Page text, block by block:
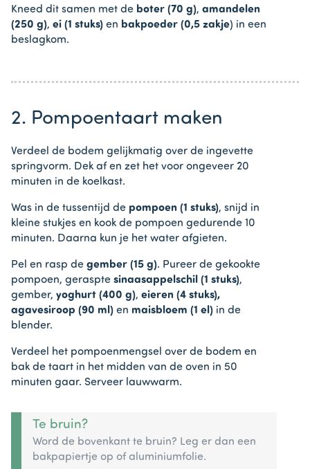
Kneed dit samen met de boter (70 g), amandelen
(250 g), ei (1 stuks) en bakpoeder (0,5 zakje) in een
beslagkom.
2. Pompoentaart maken
Verdeel de bodem gelijkmatig over de ingevette
springvorm. Dek af en zet het voor ongeveer 20
minuten in de koelkast.
Was in de tussentijd de pompoen (1 stuks), snijd in
kleine stukjes en kook de pompoen gedurende 10
minuten. Daarna kun je het water afgieten.
Pel en rasp de gember (15 g). Pureer de gekookte
pompoen, geraspte sinaasappelschil (1 stuks),
gember, yoghurt (400 g), eieren (4 stuks),
agavesiroop (90 ml) en maisbloem (1 el) in de
blender.
Verdeel het pompoenmengsel over de bodem en
bak de taart in het midden van de oven in 50
minuten gaar. Serveer lauwwarm.
Te bruin?
Word de bovenkant te bruin? Leg er dan een
bakpapiertje op of aluminiumfolie.